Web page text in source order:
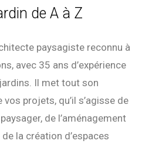
de A à Z
paysagiste reconnu à
avec 35 ans d’expérience
Il met tout son
projets, qu’il s’agisse de
de l’aménagement
la création d’espaces